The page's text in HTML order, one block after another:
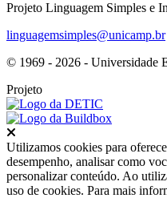
Projeto Linguagem Simples e
linguagemsimples@unicamp.br
© 1969 - 2026 - Universidade
Projeto
Utilizamos cookies para
desempenho, analisar como
personalizar conteúdo. Ao
uso de cookies. Para mais